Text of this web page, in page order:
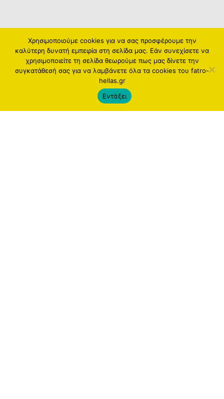
Χρησιμοποιούμε cookies για να σας προσφέρουμε την
καλύτερη δυνατή εμπειρία στη σελίδα μας. Εάν συνεχίσετε να
χρησιμοποιείτε τη σελίδα θεωρούμε πως μας δίνετε την
συγκατάθεσή σας για να λαμβάνετε όλα τα cookies του fatro-
hellas.gr
Εντάξει